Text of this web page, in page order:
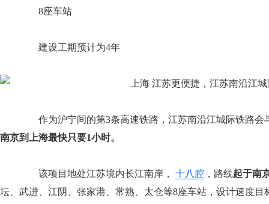
8座车站
建设工期预计为4年
作为沪宁间的第3条高速铁路，江苏南沿江城际铁路会
南京到上海最快只要1小时。
该项目地处江苏境内长江南岸， 十八腔 ，路线起于南
坛、武进、江阴、张家港、常熟、太仓等8座车站，设计速度目